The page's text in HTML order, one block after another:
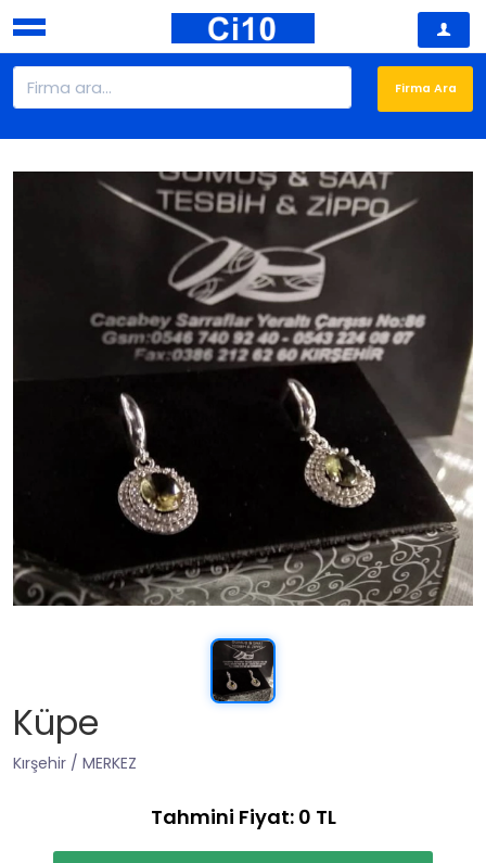
Küpe
Kırşehir / MERKEZ
Tahmini Fiyat: 0 TL